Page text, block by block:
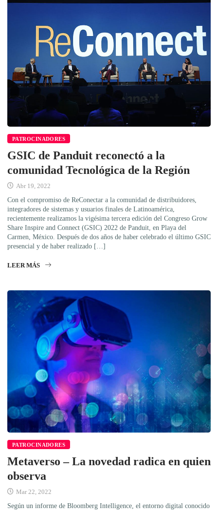
PATROCINADORES
GSIC de Panduit reconectó a la
comunidad Tecnológica de la Región
Abr 19, 2022
Con el compromiso de ReConectar a la comunidad de distribuidores,
integradores de sistemas y usuarios finales de Latinoamérica,
recientemente realizamos la vigésima tercera edición del Congreso Grow
Share Inspire and Connect (GSIC) 2022 de Panduit, en Playa del
Carmen, México. Después de dos años de haber celebrado el último GSIC
presencial y de haber realizado […]
LEER MÁS
PATROCINADORES
Metaverso – La novedad radica en quien
observa
Mar 22, 2022
Según un informe de Bloomberg Intelligence, el entorno digital conocido